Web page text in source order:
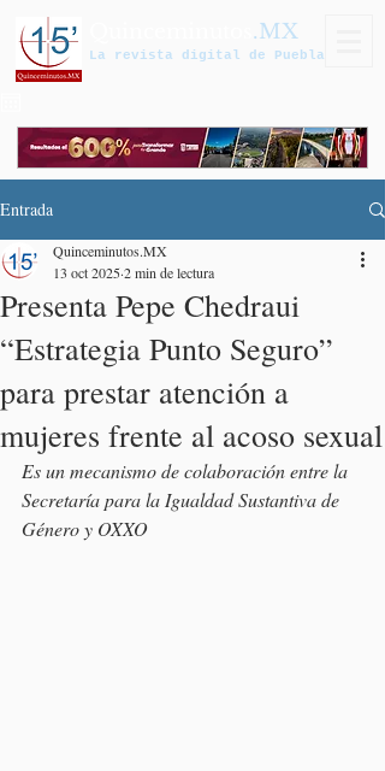
.MX
La revista digital de Puebla
Entrada
Presenta Pepe Chedraui
“Estrategia Punto Seguro”
para prestar atención a
mujeres frente al acoso sexual
Quinceminutos.MX
13 oct 20252 min de lectura
Es un mecanismo de colaboración entre la
Secretaría para la Igualdad Sustantiva de
Género y OXXO